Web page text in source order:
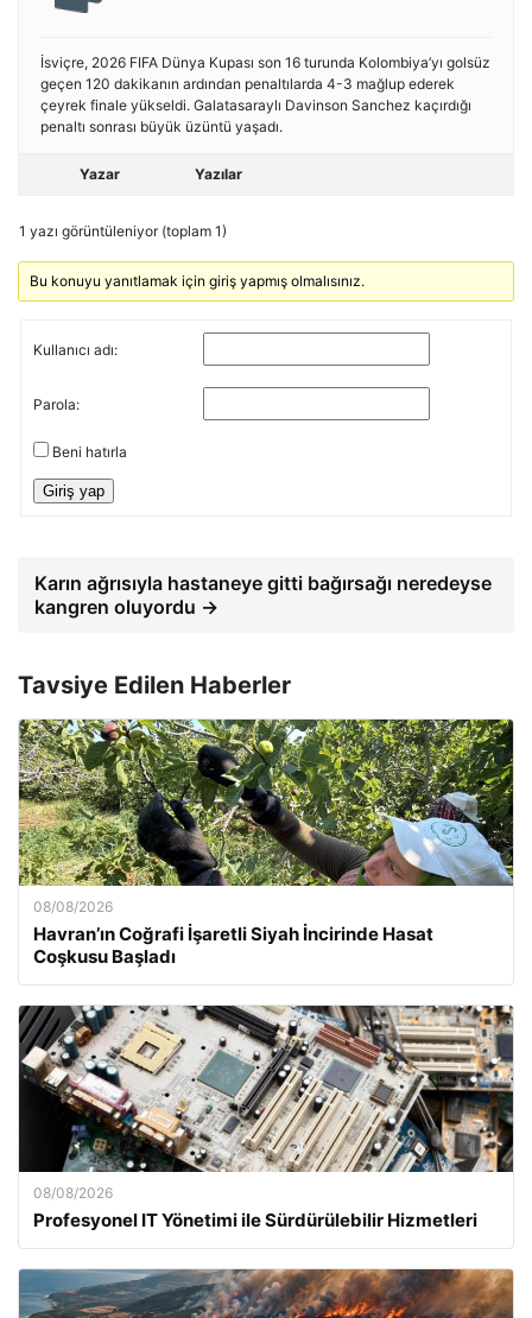
İsviçre, 2026 FIFA Dünya Kupası son 16 turunda Kolombiya’yı golsüz
geçen 120 dakikanın ardından penaltılarda 4-3 mağlup ederek
çeyrek finale yükseldi. Galatasaraylı Davinson Sanchez kaçırdığı
penaltı sonrası büyük üzüntü yaşadı.
Yazar Yazılar
1 yazı görüntüleniyor (toplam 1)
Bu konuyu yanıtlamak için giriş yapmış olmalısınız.
Kullanıcı adı:
Parola:
Beni hatırla
Giriş yap
Karın ağrısıyla hastaneye gitti bağırsağı neredeyse
kangren oluyordu →
Tavsiye Edilen Haberler
08/08/2026
Havran’ın Coğrafi İşaretli Siyah İncirinde Hasat
Coşkusu Başladı
08/08/2026
Profesyonel IT Yönetimi ile Sürdürülebilir Hizmetleri